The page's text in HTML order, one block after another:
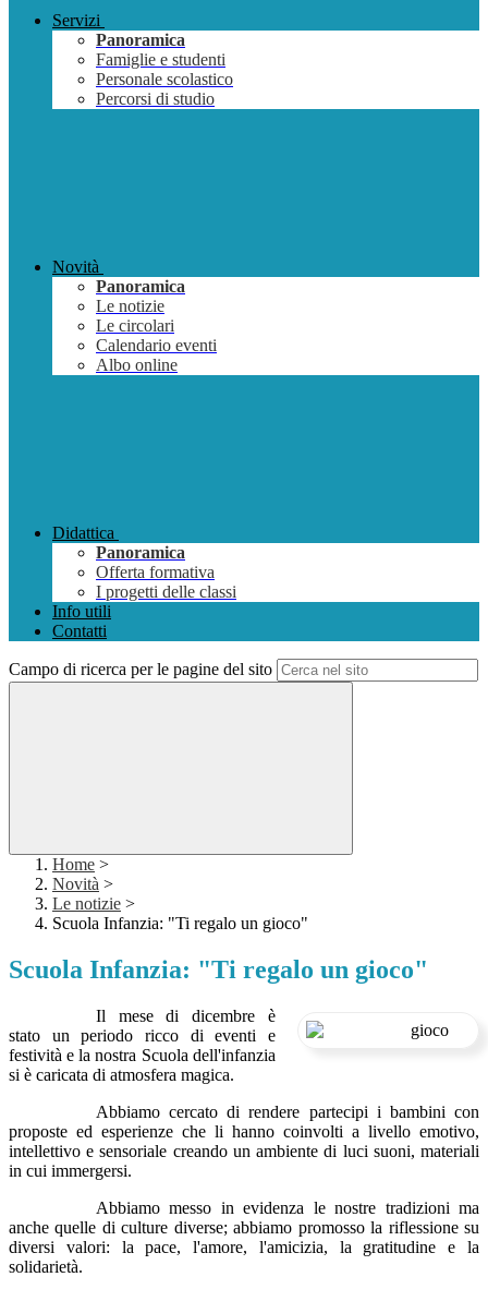
Servizi
Panoramica
Famiglie e studenti
Personale scolastico
Percorsi di studio
Novità
Panoramica
Le notizie
Le circolari
Calendario eventi
Albo online
Didattica
Panoramica
Offerta formativa
I progetti delle classi
Info utili
Contatti
Campo di ricerca per le pagine del sito
Home >
Novità >
Le notizie >
Scuola Infanzia: "Ti regalo un gioco"
Scuola Infanzia: "Ti regalo un gioco"
Il mese di dicembre è
stato un periodo ricco di eventi e
festività e la nostra Scuola dell'infanzia
si è caricata di atmosfera magica.
Abbiamo cercato di rendere partecipi i bambini con
proposte ed esperienze che li hanno coinvolti a livello emotivo,
intellettivo e sensoriale creando un ambiente di luci suoni, materiali
in cui immergersi.
Abbiamo messo in evidenza le nostre tradizioni ma
anche quelle di culture diverse; abbiamo promosso la riflessione su
diversi valori: la pace, l'amore, l'amicizia, la gratitudine e la
solidarietà.